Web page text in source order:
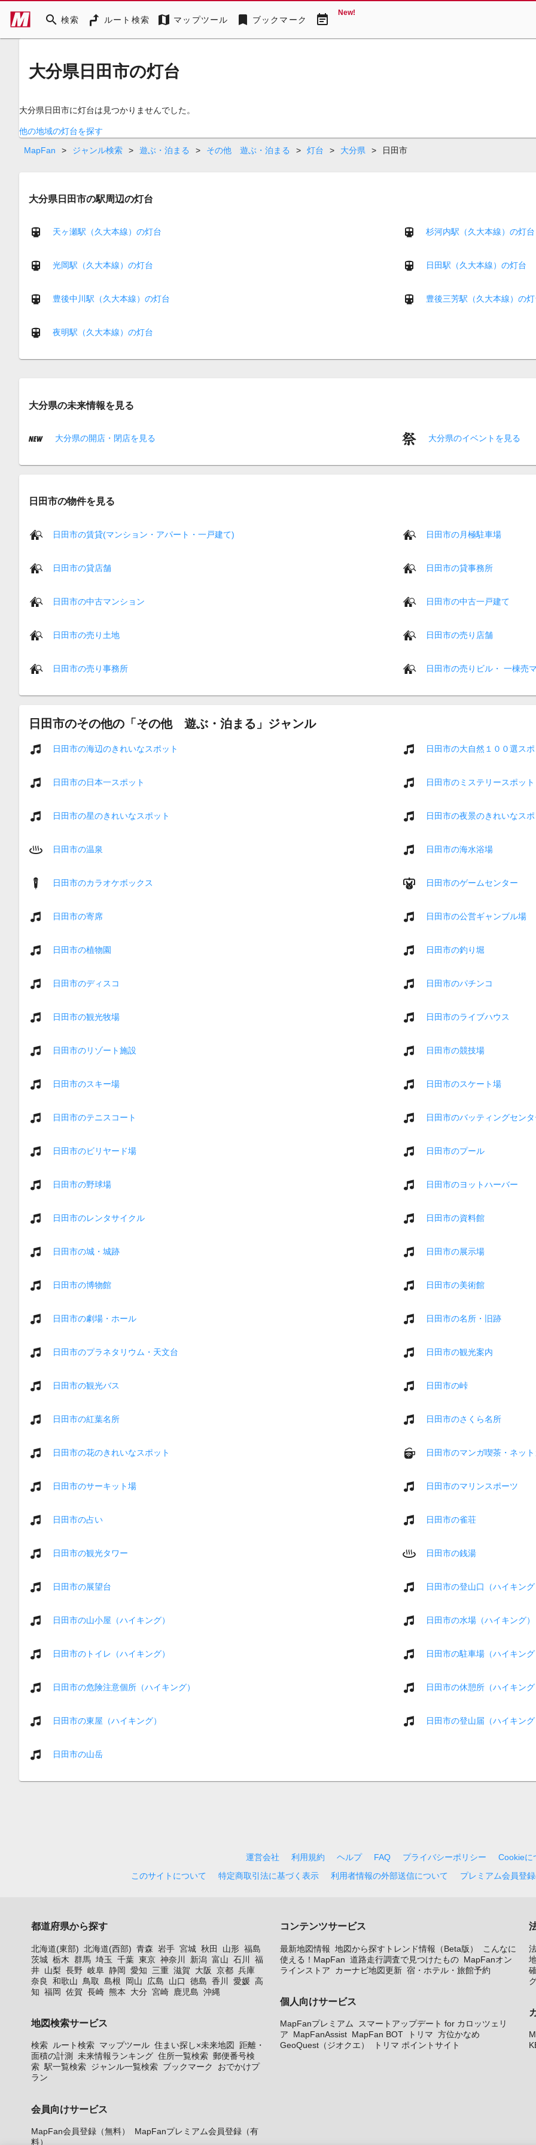
search 検索 ルート検索 map マップツール bookmark ブックマーク event_note New!
大分県日田市の灯台
大分県日田市に灯台は見つかりませんでした。
他の地域の灯台を探す
MapFan
> ジャンル検索 > 遊ぶ・泊まる > その他 遊ぶ・泊まる > 灯台 > 大分県 > 日田市
大分県日田市の駅周辺の灯台
天ヶ瀬駅（久大本線）の灯台 杉河内駅（久大本線）の灯台
光岡駅（久大本線）の灯台 日田駅（久大本線）の灯台
豊後中川駅（久大本線）の灯台 豊後三芳駅（久大本線）の
夜明駅（久大本線）の灯台
大分県の未来情報を見る
大分県の開店・閉店を見る 大分県のイベントを見る
日田市の物件を見る
日田市の賃貸(マンション・アパート・一戸建て) 日田市の月極駐車場
日田市の貸店舗 日田市の貸事務所
日田市の中古マンション 日田市の中古一戸建て
日田市の売り土地 日田市の売り店舗
日田市の売り事務所 日田市の売りビル・ 一棟売
日田市のその他の「その他 遊ぶ・泊まる」ジャンル
日田市の海辺のきれいなスポット 日田市の大自然１００選ス
日田市の日本一スポット 日田市のミステリースポット
日田市の星のきれいなスポット 日田市の夜景のきれいなス
日田市の温泉 日田市の海水浴場
日田市のカラオケボックス 日田市のゲームセンター
日田市の寄席 日田市の公営ギャンブル場
日田市の植物園 日田市の釣り堀
日田市のディスコ 日田市のパチンコ
日田市の観光牧場 日田市のライブハウス
日田市のリゾート施設 日田市の競技場
日田市のスキー場 日田市のスケート場
日田市のテニスコート 日田市のバッティングセン
日田市のビリヤード場 日田市のプール
日田市の野球場 日田市のヨットハーバー
日田市のレンタサイクル 日田市の資料館
日田市の城・城跡 日田市の展示場
日田市の博物館 日田市の美術館
日田市の劇場・ホール 日田市の名所・旧跡
日田市のプラネタリウム・天文台 日田市の観光案内
日田市の観光バス 日田市の峠
日田市の紅葉名所 日田市のさくら名所
日田市の花のきれいなスポット 日田市のマンガ喫茶・ネッ
日田市のサーキット場 日田市のマリンスポーツ
日田市の占い 日田市の雀荘
日田市の観光タワー 日田市の銭湯
日田市の展望台 日田市の登山口（ハイキン
日田市の山小屋（ハイキング） 日田市の水場（ハイキング）
日田市のトイレ（ハイキング） 日田市の駐車場（ハイキン
日田市の危険注意個所（ハイキング） 日田市の休憩所（ハイキン
日田市の東屋（ハイキング） 日田市の登山届（ハイキン
日田市の山岳
運営会社 利用規約 ヘルプ FAQ プライバシーポリシー
Cookieに
このサイトについて
特定商取引法に基づく表示 利用者情報の外部送信について プレミアム会員登
都道府県から探す
北海道(東部) 北海道(西部) 青森 岩手 宮城 秋田 山形 福島
茨城 栃木 群馬 埼玉 千葉 東京 神奈川 新潟 富山 石川
福
井 山梨 長野 岐阜 静岡 愛知 三重 滋賀 大阪 京都 兵庫
奈良
和歌山 鳥取 島根 岡山 広島 山口 徳島 香川 愛媛 高
知 福岡 佐賀 長崎 熊本 大分 宮崎 鹿児島 沖縄
地図検索サービス
検索 ルート検索 マップツール 住まい探し×未来地図
距離・
面積の計測
未来情報ランキング 住所一覧検索 郵便番号検
索 駅一覧検索 ジャンル一覧検索 ブックマーク
おでかけプ
ラン
会員向けサービス
MapFan会員登録（無料）
MapFanプレミアム会員登録（有
料）
コンテンツサービス
最新地図情報 地図から探すトレンド情報（Beta版）
こんなに
使える！MapFan 道路走行調査で見つけたもの MapFanオン
ラインストア
カーナビ地図更新 宿・ホテル・旅館予約
個人向けサービス
MapFanプレミアム
スマートアップデート for カロッツェリ
ア
MapFanAssist MapFan BOT トリマ 方位かなめ
GeoQuest（ジオクエ）
トリマ ポイントサイト